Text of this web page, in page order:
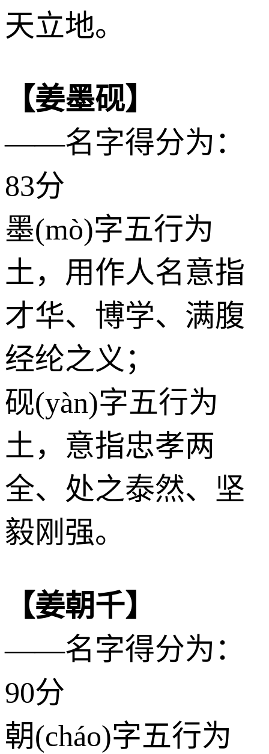
天立地。
【姜墨砚】
——名字得分为：
83分
墨(mò)字五行为
土，用作人名意指
才华、博学、满腹
经纶之义；
砚(yàn)字五行为
土，意指忠孝两
全、处之泰然、坚
毅刚强。
【姜朝千】
——名字得分为：
90分
朝(cháo)字五行为